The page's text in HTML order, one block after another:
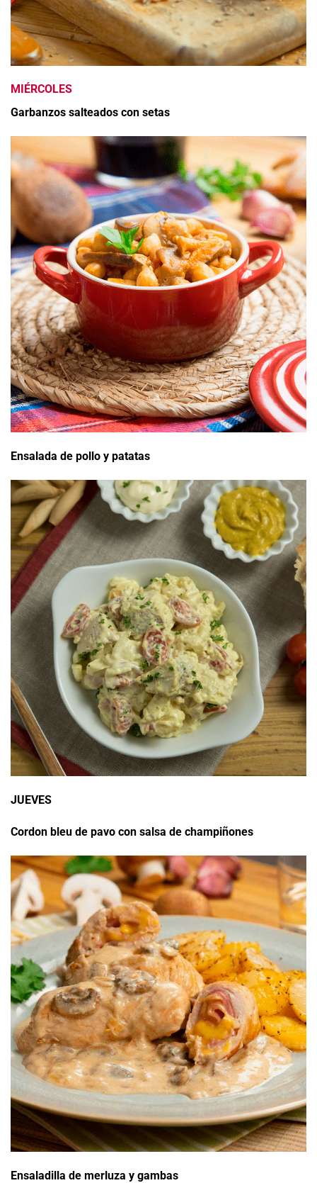
MIÉRCOLES
Garbanzos salteados con setas
Ensalada de pollo y patatas
JUEVES
Cordon bleu de pavo con salsa de champiñones
Ensaladilla de merluza y gambas